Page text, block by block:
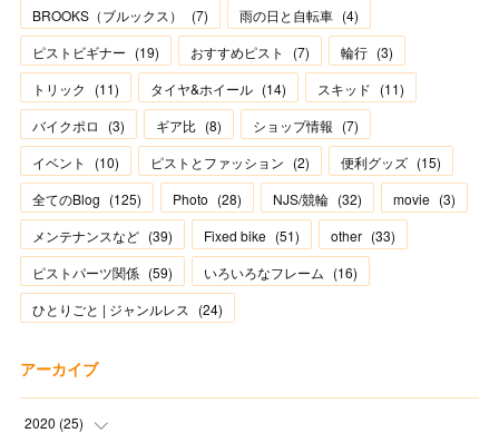
BROOKS（ブルックス）
(7) 雨の日と自転車 (4)
ピストビギナー (19) おすすめピスト (7) 輪行 (3)
トリック
(11) タイヤ&ホイール (14) スキッド (11)
バイクポロ
(3) ギア比 (8) ショップ情報 (7)
イベント
(10) ピストとファッション (2) 便利グッズ (15)
全てのBlog (125) Photo (28) NJS/競輪 (32) movie (3)
メンテナンスなど (39) Fixed bike (51) other (33)
ピストパーツ関係 (59) いろいろなフレーム (16)
ひとりごと | ジャンルレス
(24)
アーカイブ
2020 (25)